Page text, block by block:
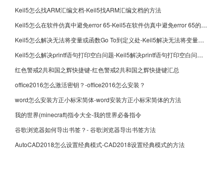
Keil5怎么找ARM汇编文档-Keil5找ARM汇编文档的方法
Keil5怎么在软件仿真中避免error 65-Keil5在软件仿真中避免error 65的方法
Keil5怎么解决无法将变量或函数Go To到定义处-Keil5解决无法将变量或函数Go To到定义处的方法
Keil5怎么解决printf语句打印空白问题-Keil5解决printf语句打印空白问题的方法
红色警戒2共和国之辉快捷键-红色警戒2共和国之辉快捷键汇总
office2016怎么激活密钥？-office2016怎么安装？
word怎么安装方正小标宋简体-word安装方正小标宋简体的方法
我的世界(minecraft)指令大全-我的世界必备指令
谷歌浏览器如何导出书签？- 谷歌浏览器导出书签方法
AutoCAD2018怎么设置经典模式-CAD2018设置经典模式的方法